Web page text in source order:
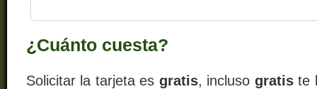
¿Cuánto cuesta?
Solicitar la tarjeta es gratis, incluso gratiste